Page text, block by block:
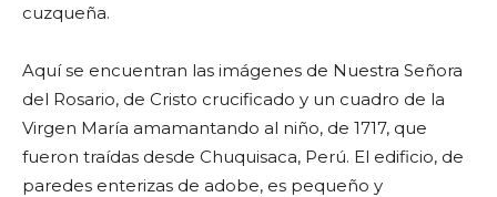
cuzqueña.
Aquí se encuentran las imágenes de Nuestra Señora
del Rosario, de Cristo crucificado y un cuadro de la
Virgen María amamantando al niño, de 1717, que
fueron traídas desde Chuquisaca, Perú. El edificio, de
paredes enterizas de adobe, es pequeño y